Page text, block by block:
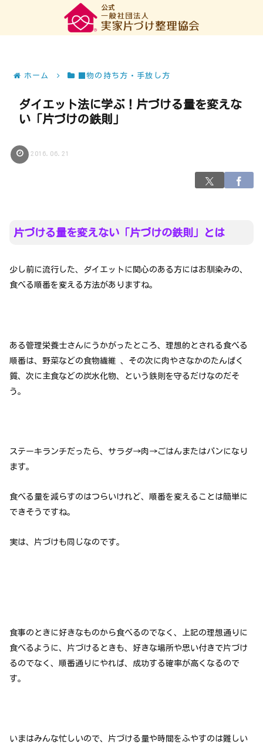
ホーム ■物の持ち方・手放し方
ダイエット法に学ぶ！片づける量を変えな
い「片づけの鉄則」
2016.06.21
片づける量を変えない「片づけの鉄則」とは
少し前に流行した、ダイエットに関心のある方にはお馴染みの、
食べる順番を変える方法がありますね。
ある管理栄養士さんにうかがったところ、理想的とされる食べる
順番は、野菜などの食物繊維 、その次に肉やさなかのたんぱく
質、次に主食などの炭水化物、という鉄則を守るだけなのだそ
う。
ステーキランチだったら、サラダ→肉→ごはんまたはパンになり
ます。
食べる量を減らすのはつらいけれど、順番を変えることは簡単に
できそうですね。
実は、片づけも同じなのです。
食事のときに好きなものから食べるのでなく、上記の理想通りに
食べるように、片づけるときも、好きな場所や思い付きで片づけ
るのでなく、順番通りにやれば、成功する確率が高くなるので
す。
いまはみんな忙しいので、片づける量や時間をふやすのは難しい